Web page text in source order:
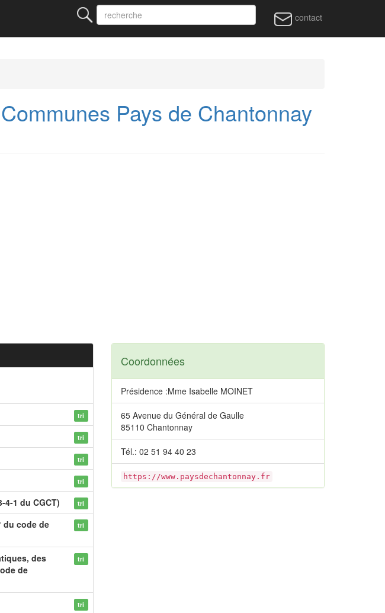
contact
Pays de Chantonnay
tri
tri
tri
tri
1 du CGCT) tri
du code de
tri
des
de
tri
tri
Coordonnées
Présidence :Mme Isabelle MOINET
65 Avenue du Général de Gaulle
85110 Chantonnay
Tél.: 02 51 94 40 23
https://www.paysdechantonnay.fr